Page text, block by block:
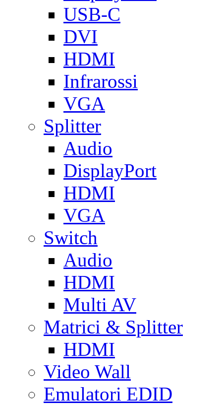
USB-C
DVI
HDMI
Infrarossi
VGA
Splitter
Audio
DisplayPort
HDMI
VGA
Switch
Audio
HDMI
Multi AV
Matrici & Splitter
HDMI
Video Wall
Emulatori EDID